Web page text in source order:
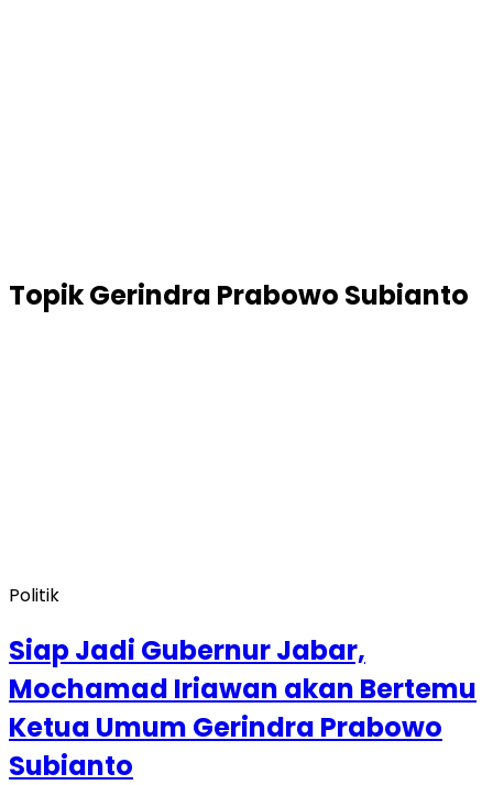
TopikGerindra Prabowo Subianto
Politik
Siap Jadi Gubernur Jabar,
Mochamad Iriawan akan Bertemu
Ketua Umum Gerindra Prabowo
Subianto